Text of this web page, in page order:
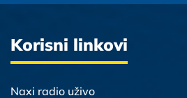
Korisni linkovi
Naxi radio uživo